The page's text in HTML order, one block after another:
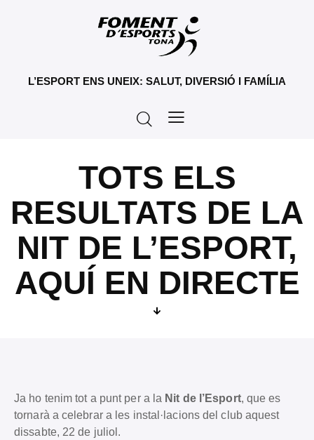
L’ESPORT ENS UNEIX: SALUT, DIVERSIÓ I FAMÍLIA
TOTS ELS
RESULTATS DE LA
NIT DE L’ESPORT,
AQUÍ EN DIRECTE
Ja ho tenim tot a punt per a la Nit de l’Esport, que es
tornarà a celebrar a les instal·lacions del club aquest
dissabte, 22 de juliol.